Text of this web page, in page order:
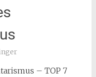
– TOP 7